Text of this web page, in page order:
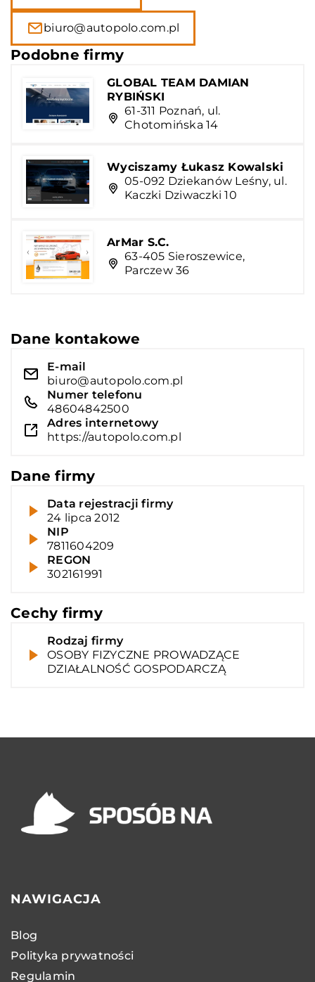
biuro@autopolo.com.pl
Podobne firmy
GLOBAL TEAM DAMIAN
RYBIŃSKI
61-311 Poznań, ul.
Chotomińska 14
Wyciszamy Łukasz Kowalski
05-092 Dziekanów Leśny, ul.
Kaczki Dziwaczki 10
ArMar S.C.
63-405 Sieroszewice,
Parczew 36
Dane kontakowe
E-mail
biuro@autopolo.com.pl
Numer telefonu
48604842500
Adres internetowy
https://autopolo.com.pl
Dane firmy
Data rejestracji firmy
24 lipca 2012
NIP
7811604209
REGON
302161991
Cechy firmy
Rodzaj firmy
OSOBY FIZYCZNE PROWADZĄCE
DZIAŁALNOŚĆ GOSPODARCZĄ
NAWIGACJA
Blog
Polityka prywatności
Regulamin